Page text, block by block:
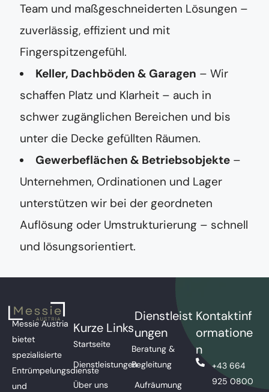
Team und maßgeschneiderten Lösungen –
zuverlässig, effizient und mit
Fingerspitzengefühl.
Keller, Dachböden & Garagen – Wir
schaffen Platz und Klarheit – auch in
schwer zugänglichen Bereichen und bis
unter die Decke gefüllten Räumen.
Gewerbeflächen & Betriebsobjekte –
Unternehmen, Ordinationen und Lager
unterstützen wir bei der geordneten
Auflösung oder Umstrukturierung – schnell
und lösungsorientiert.
Messie Austria
bietet
spezialisierte
Entrümpelungsdienste
und
Kurze Links
Startseite
Dienstleistungen
Über uns
Dienstleist
ungen
Beratung &
Begleitung
Aufräumung
Kontaktinf
ormatione
n
+43 664
925 0800